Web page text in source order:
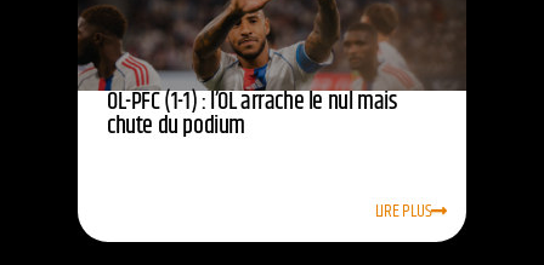
OL-PFC (1-1) : l’OL arrache le nul mais
chute du podium
LIRE PLUS